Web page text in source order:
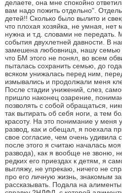
делаете, она мне спокойно
вам надо пожить отдельно".
детей!! Сколько было вылито и
что плохая хозяйка, не умная, нет
нужна и т.д. словами не передать.
события двухлетней давности. В
замешена любовница, нашу семью
что БМ этого не понял, во всем
пыталась сохранить семью, до
всяком унижалась перед ним,
измывались и продолжали меня
После стадии унижений, слез,
пришло наконец озарение,
позволять с собой обращаться,
так вытирать об себя ноги, а тем
красоту. На это понимание у меня
развод, как и обещал, я поехала
свое согласие, чем очень удивила
после этого я считаю началась
развода), как я вообще не звоню,
редких его приездах к детям, я
выгляжу, не упрекаю, ничего не
про его личную жизнь, знакомым
рассказывать. Подала на